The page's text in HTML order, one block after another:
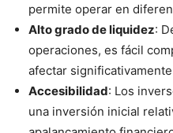
permite operar en
Alto grado de liquidez:
operaciones, es fácil
afectar
Accesibilidad: Los
una inversión inicial